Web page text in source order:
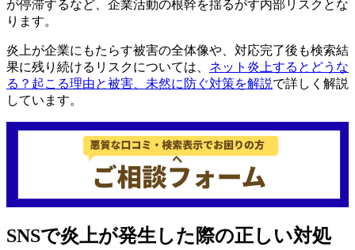
が停滞するなど、企業活動の根幹を揺るがす内部リスクとな
ります。
炎上が企業にもたらす被害の全体像や、対応完了後も検索結
果に残り続けるリスクについては、 ネット炎上するとどうな
る？起こる理由と被害、未然に防ぐ対策を解説で詳しく解説
しています。
SNSで炎上が発生した際の正しい対処